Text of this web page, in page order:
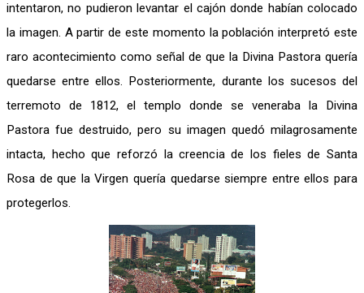
intentaron, no pudieron levantar el cajón donde habían colocado
la imagen. A partir de este momento la población interpretó este
raro acontecimiento como señal de que la Divina Pastora quería
quedarse entre ellos. Posteriormente, durante los sucesos del
terremoto de 1812, el templo donde se veneraba la Divina
Pastora fue destruido, pero su imagen quedó milagrosamente
intacta, hecho que reforzó la creencia de los fieles de Santa
Rosa de que la Virgen quería quedarse siempre entre ellos para
protegerlos.